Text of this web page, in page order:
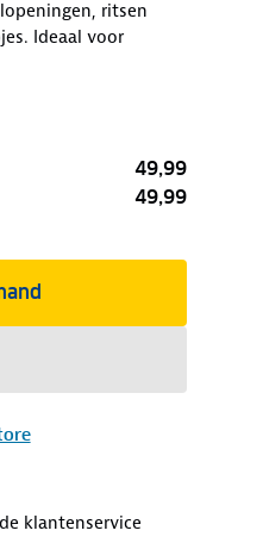
ritsen
Ideaal voor
49,99
49,99
klantenservice